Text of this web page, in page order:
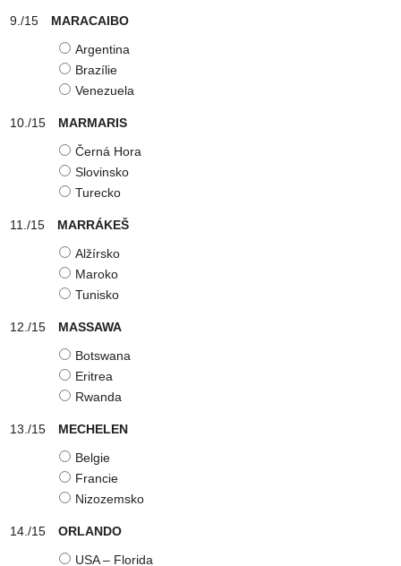
MARACAIBO
Argentina
Brazílie
Venezuela
MARMARIS
Černá Hora
Slovinsko
Turecko
MARRÁKEŠ
Alžírsko
Maroko
Tunisko
MASSAWA
Botswana
Eritrea
Rwanda
MECHELEN
Belgie
Francie
Nizozemsko
ORLANDO
USA – Florida